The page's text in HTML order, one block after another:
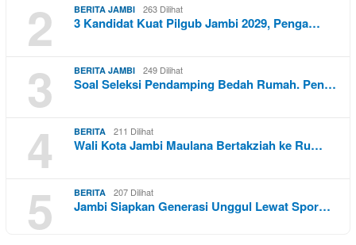
2 BERITA JAMBI 263 Dilihat
3 Kandidat Kuat Pilgub Jambi 2029, Penga…
3 BERITA JAMBI 249 Dilihat
Soal Seleksi Pendamping Bedah Rumah. Pen…
4 BERITA 211 Dilihat
Wali Kota Jambi Maulana Bertakziah ke Ru…
5 BERITA 207 Dilihat
Jambi Siapkan Generasi Unggul Lewat Spor…